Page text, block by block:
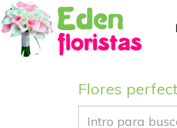
Flores